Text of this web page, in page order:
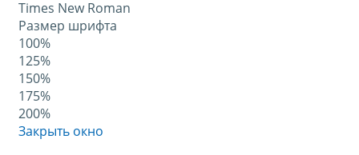
Times New Roman
Размер шрифта
100%
125%
150%
175%
200%
Закрыть окно